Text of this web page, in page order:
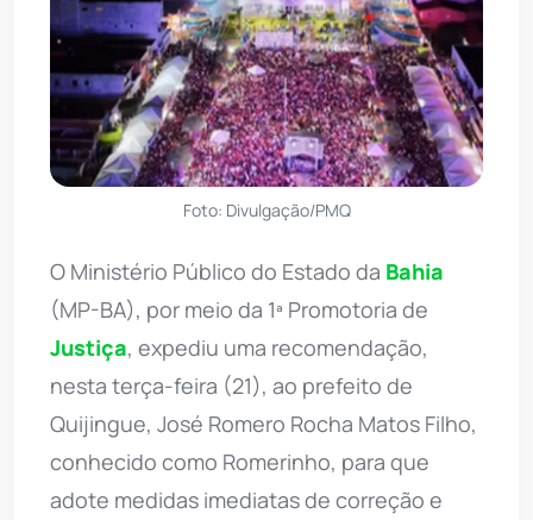
Foto: Divulgação/PMQ
O Ministério Público do Estado da Bahia
(MP-BA), por meio da 1ª Promotoria de
Justiça, expediu uma recomendação,
nesta terça-feira (21), ao prefeito de
Quijingue, José Romero Rocha Matos Filho,
conhecido como Romerinho, para que
adote medidas imediatas de correção e